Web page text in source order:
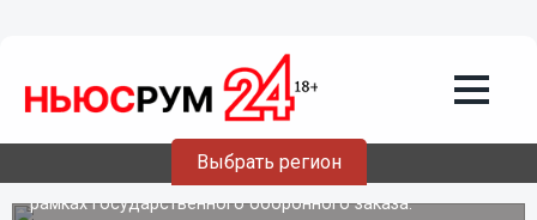
Выбрать регион
Около 1 млн рублей планирует
потратить на питание животных ГУ
МВД России по Нижегородской
области в 2016 году
Средства выделяются из федерального бюджета в
рамках государственного оборонного заказа.